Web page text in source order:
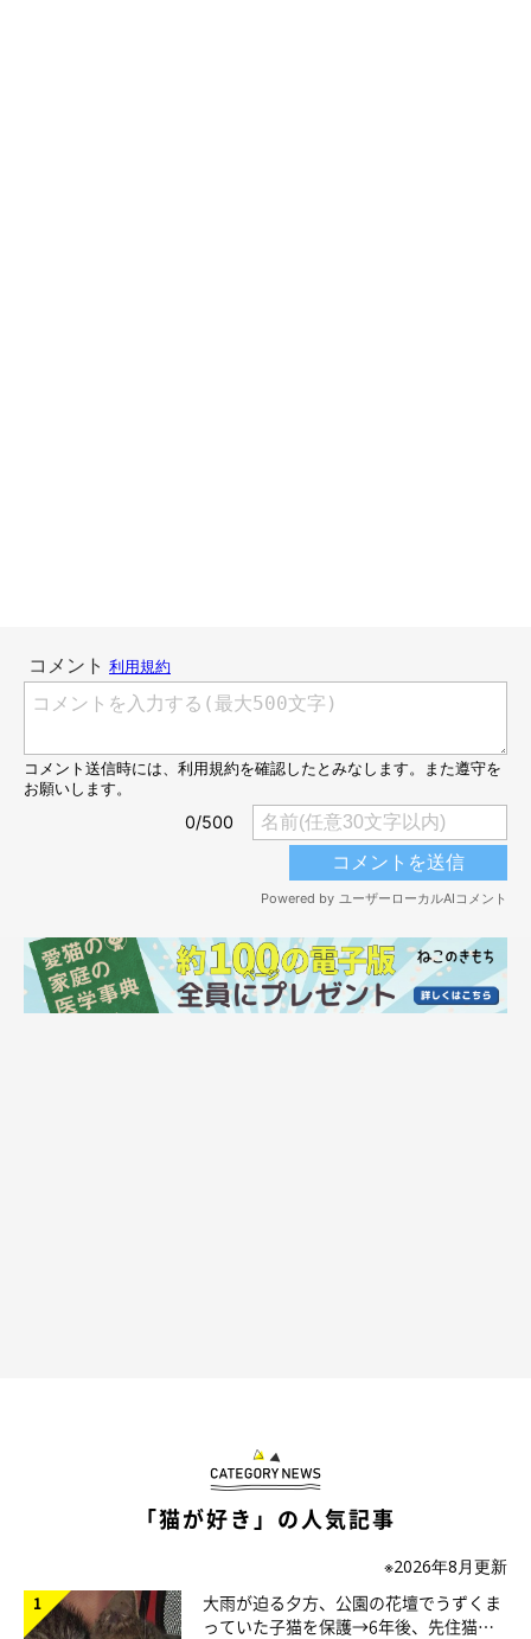
@makinekogram
2022年6月より、株式会社Qualia（クオリア）から発売されてい
るカプセルトイ「つまんだねこ3 マスコットボールチェー
首根っこをつままれた猫の様子が愛らしく表現されており、猫好
「猫が好き」の人気記事
※2026年8月更新
大雨が迫る夕方、公園の花壇でうずくま
っていた子猫を保護→6年後、先住猫